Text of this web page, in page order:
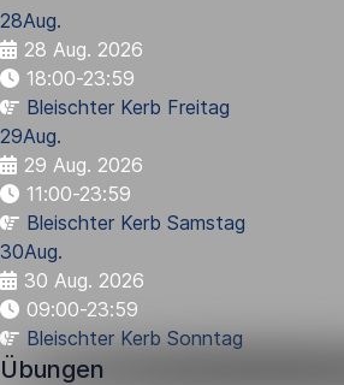
28Aug.
28 Aug. 2026
18:00-23:59
Bleischter Kerb Freitag
29Aug.
29 Aug. 2026
11:00-23:59
Bleischter Kerb Samstag
30Aug.
30 Aug. 2026
09:00-23:59
Bleischter Kerb Sonntag
Übungen